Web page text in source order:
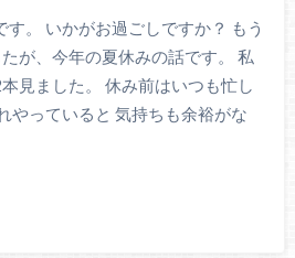
。 いかがお過ごしですか？ もう
が、今年の夏休みの話です。 私
見ました。 休み前はいつも忙し
やっていると 気持ちも余裕がな